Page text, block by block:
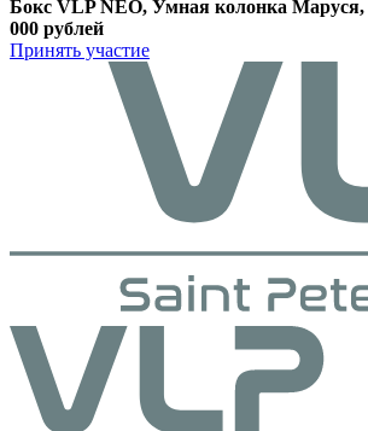
Бокс VLP NEO, Умная колонка
000 рублей
Принять участие